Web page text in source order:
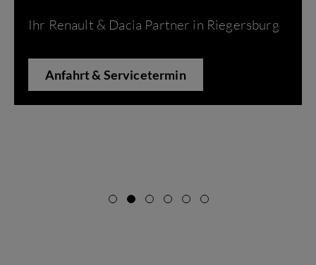
Ihr Renault & Dacia Partner in Riegersburg
Anfahrt & Servicetermin